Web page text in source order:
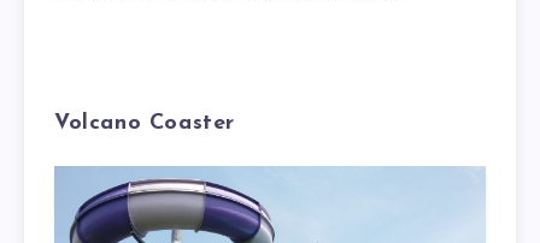
Volcano Coaster